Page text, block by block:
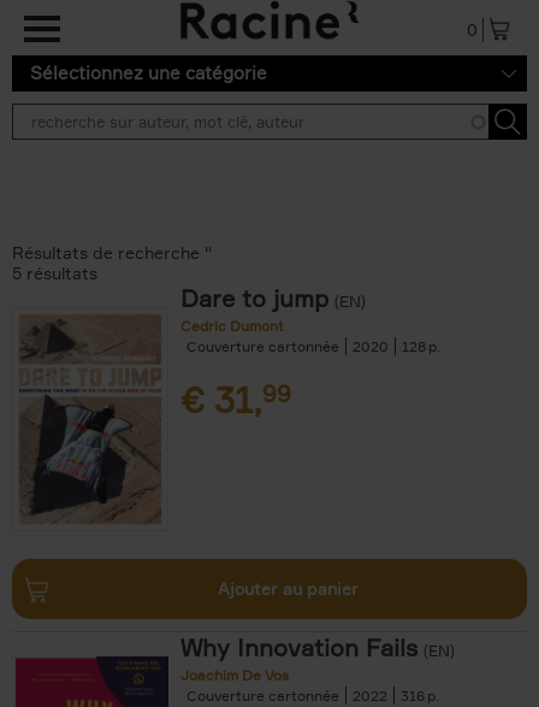
Aller au contenu principal
0
Sélectionnez une catégorie
Résultats de recherche ''
5 résultats
Dare to jump (EN)
Cedric Dumont
Couverture cartonnée
2020 128
€ 31,99
Ajouter au panier
Why Innovation Fails (EN)
Joachim De Vos
Couverture cartonnée
2022 316